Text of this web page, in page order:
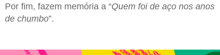
Por fim, fazem memória a “Quem foi de aço nos anos
de chumbo”.